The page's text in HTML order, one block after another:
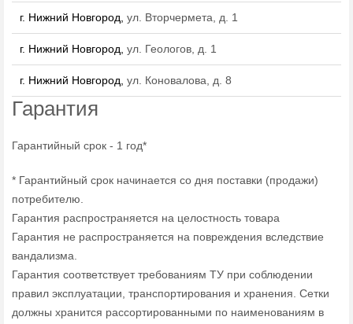
г. Нижний Новгород, ул. Вторчермета, д. 1
г. Нижний Новгород, ул. Геологов, д. 1
г. Нижний Новгород, ул. Коновалова, д. 8
Гарантия
Гарантийный срок - 1 год*
* Гарантийный срок начинается со дня поставки (продажи)
потребителю.
Гарантия распространяется на целостность товара
Гарантия не распространяется на повреждения вследствие
вандализма.
Гарантия соответствует требованиям ТУ при соблюдении
правил эксплуатации, транспортирования и хранения. Сетки
должны хранится рассортированными по наименованиям в